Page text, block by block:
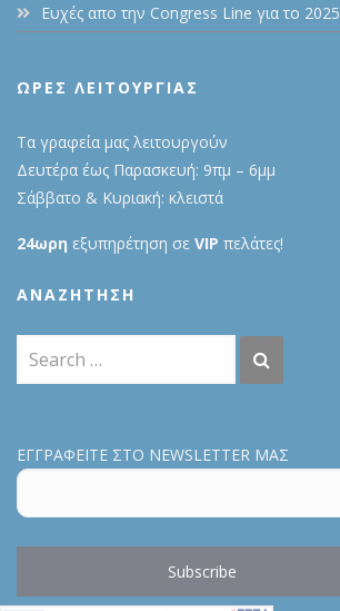
Ευχές απο την Congress Line για το 2025
ΩΡΕΣ ΛΕΙΤΟΥΡΓΙΑΣ
Τα γραφεία μας λειτουργούν
Δευτέρα έως Παρασκευή: 9πμ – 6μμ
Σάββατο & Κυριακή: κλειστά
24ωρη εξυπηρέτηση σε VIP πελάτες!
ΑΝΑΖΉΤΗΣΗ
ΕΓΓΡΑΦΕΙΤΕ ΣΤΟ NEWSLETTER ΜΑΣ